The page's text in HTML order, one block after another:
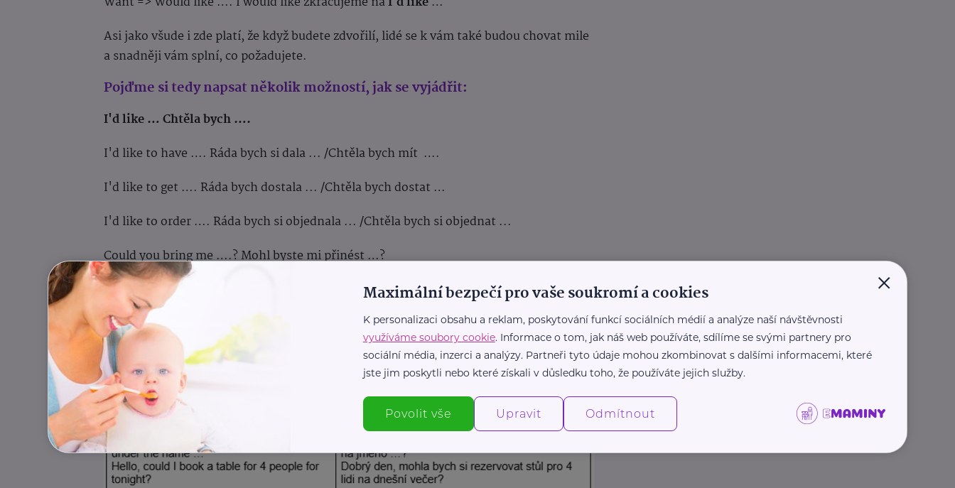
Asi jako všude i zde platí, že když budete zdvořilí, lidé se k vám také budou chovat mile
a snadněji vám splní, co požadujete.
Pojďme si tedy napsat několik možností, jak se vyjádřit:
I'd like … Chtěla bych ….
I'd like to have …. Ráda bych si dala ... /Chtěla bych mít ….
I'd like to get …. Ráda bych dostala ... /Chtěla bych dostat …
I'd like to order …. Ráda bych si objednala ... /Chtěla bych si objednat ...
Could you bring me ….? Mohl byste mi přinést …?
Could I get …? Mohla bych dostat …?
Could I have …? Mohla bych si dát …?
Would you mind bringing me ….? Nevadilo by vám mi přinést …?
Příkladové věty uvedu z restaurace:
×
Maximální bezpečí pro vaše soukromí a cookies
K personalizaci obsahu a reklam, poskytování funkcí sociálních médií a analýze naší návštěvnosti
využíváme soubory cookie. Informace o tom, jak náš web používáte, sdílíme se svými partnery pro
sociální média, inzerci a analýzy. Partneři tyto údaje mohou zkombinovat s dalšími informacemi, které
jste jim poskytli nebo které získali v důsledku toho, že používáte jejich služby.
Povolit vše Upravit Odmítnout